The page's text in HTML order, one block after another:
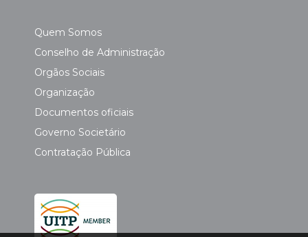
Quem Somos
Conselho de Administração
Orgãos Sociais
Organização
Documentos oficiais
Governo Societário
Contratação Pública